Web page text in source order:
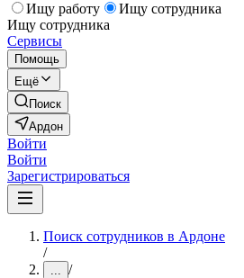
Ищу работу
Ищу сотрудника
Ищу сотрудника
Сервисы
Помощь
Ещё
Поиск
Ардон
Войти
Войти
Зарегистрироваться
Поиск сотрудников в Ардоне
/
... /